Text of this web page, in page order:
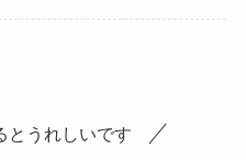
とうれしいです